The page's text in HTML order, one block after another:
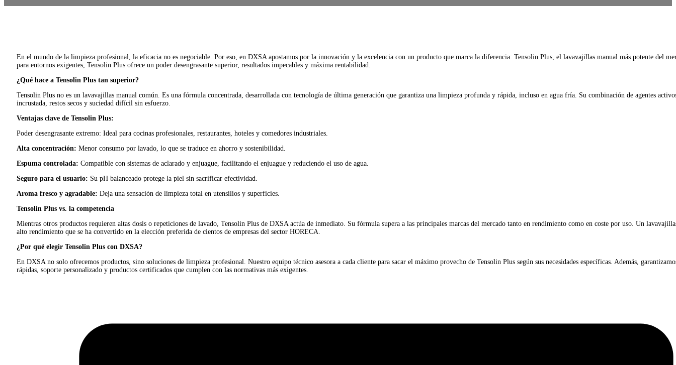
En el mundo de la limpieza profesional, la eficacia no es negociable. Por eso, en DXSA apostamos por la innovación y la excelencia con un producto que marca la diferencia: Tensolin Plus, el lavavajillas manual más potente del
para entornos exigentes, Tensolin Plus ofrece un poder desengrasante superior, resultados impecables y máxima rentabilidad.
¿Qué hace a Tensolin Plus tan superior?
Tensolin Plus no es un lavavajillas manual común. Es una fórmula concentrada, desarrollada con tecnología de última generación que garantiza una limpieza profunda y rápida, incluso en agua fría. Su combinación de agentes
incrustada, restos secos y suciedad difícil sin esfuerzo.
Ventajas clave de Tensolin Plus:
Poder desengrasante extremo: Ideal para cocinas profesionales, restaurantes, hoteles y comedores industriales.
Alta concentración: Menor consumo por lavado, lo que se traduce en ahorro y sostenibilidad.
Espuma controlada: Compatible con sistemas de aclarado y enjuague, facilitando el enjuague y reduciendo el uso de agua.
Seguro para el usuario: Su pH balanceado protege la piel sin sacrificar efectividad.
Aroma fresco y agradable: Deja una sensación de limpieza total en utensilios y superficies.
Tensolin Plus vs. la competencia
Mientras otros productos requieren altas dosis o repeticiones de lavado, Tensolin Plus de DXSA actúa de inmediato. Su fórmula supera a las principales marcas del mercado tanto en rendimiento como en coste por uso. Un
alto rendimiento que se ha convertido en la elección preferida de cientos de empresas del sector HORECA.
¿Por qué elegir Tensolin Plus con DXSA?
En DXSA no solo ofrecemos productos, sino soluciones de limpieza profesional. Nuestro equipo técnico asesora a cada cliente para sacar el máximo provecho de Tensolin Plus según sus necesidades específicas. Además,
rápidas, soporte personalizado y productos certificados que cumplen con las normativas más exigentes.